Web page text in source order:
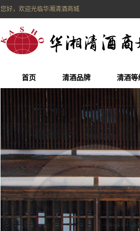
您好，欢迎光临华湘清酒商城
首页 清酒品牌 清酒等